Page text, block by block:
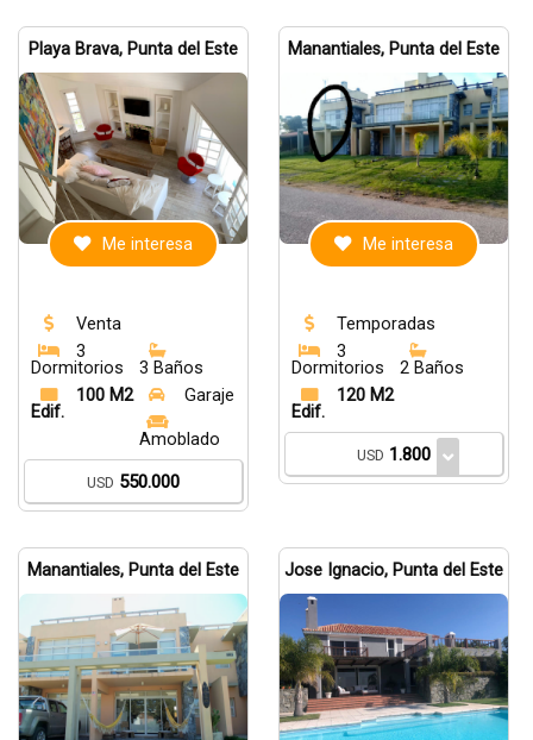
Playa Brava, Punta del Este
Me interesa
Venta
3
Dormitorios
3 Baños
100 M2
Edif.
Garaje
Amoblado
USD 550.000
Manantiales, Punta del Este
Me interesa
Temporadas
3
Dormitorios
2 Baños
120 M2
Edif.
USD 1.800
Manantiales, Punta del Este Jose Ignacio, Punta del Este